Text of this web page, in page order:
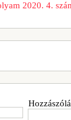
2020. 4.